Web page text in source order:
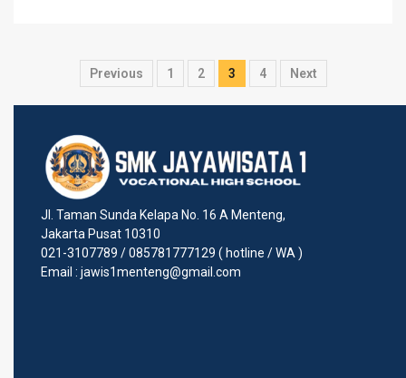
Previous 1 2 3 4 Next
Jl. Taman Sunda Kelapa No. 16 A Menteng,
Jakarta Pusat 10310
021-3107789 / 085781777129 ( hotline / WA )
Email : jawis1menteng@gmail.com